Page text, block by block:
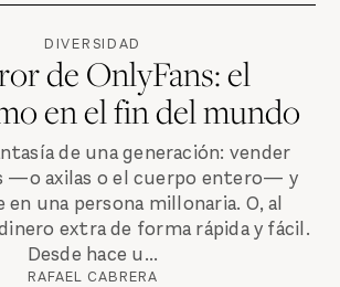
DIVERSIDAD
de OnlyFans: el
en el fin del mundo
de una generación: vender
—o axilas o el cuerpo entero— y
una persona millonaria. O, al
extra de forma rápida y fácil.
Desde hace u...
RAFAEL CABRERA